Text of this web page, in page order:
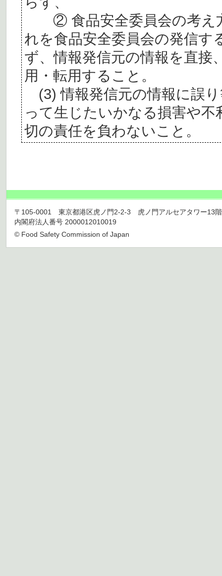
② 食品安全委員会の考え
れを食品安全委員会の発信す
ず、情報発信元の情報を直接
用・転用すること。
(3) 情報発信元の情報に誤
って生じたいかなる損害や
切の責任を負わないこと。
〒105-0001 東京都港区虎ノ門2-2-3 虎ノ門アルセアタワー13
内閣府法人番号 2000012010019
© Food Safety Commission of Japan